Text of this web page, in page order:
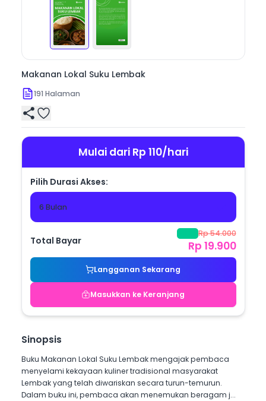
Makanan Lokal Suku Lembak
191 Halaman
Mulai dari Rp 110/hari
Pilih Durasi Akses:
6 Bulan
Total Bayar
Rp 54.000
Rp 19.900
Langganan Sekarang
Masukkan ke Keranjang
Sinopsis
Buku Makanan Lokal Suku Lembak mengajak pembaca
menyelami kekayaan kuliner tradisional masyarakat
Lembak yang telah diwariskan secara turun-temurun.
Dalam buku ini, pembaca akan menemukan beragam j...
sehari-hari masyarakat Lembak.
Lebih dari sekadar buku resep, Makanan Lokal Suku
Lembak adalah catatan budaya yang berharga —
sebuah upaya pelestarian identitas kuliner daerah agar